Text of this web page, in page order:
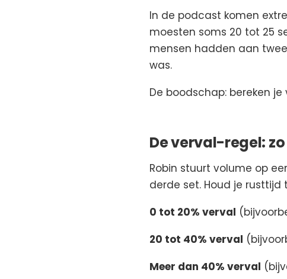
In de podcast komen
moesten soms 20 tot 25
mensen hadden aan
was.
De boodschap: bereken je
De verval-regel:
Robin stuurt volume op
derde set. Houd je
0 tot 20% verval
20 tot 40% verval
Meer dan 40% verval